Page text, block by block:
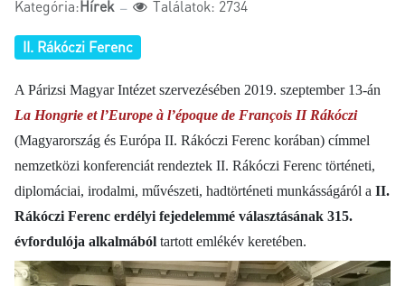
Kategória:Hírek Találatok: 2734
II. Rákóczi Ferenc
A Párizsi Magyar Intézet szervezésében 2019. szeptember 13-án
La Hongrie et l’Europe à l’époque de François II Rákóczi
(Magyarország és Európa II. Rákóczi Ferenc korában) címmel
nemzetközi konferenciát rendeztek II. Rákóczi Ferenc történeti,
diplomáciai, irodalmi, művészeti, hadtörténeti munkásságáról a II.
Rákóczi Ferenc erdélyi fejedelemmé választásának 315.
évfordulója alkalmábóltartott emlékév keretében.